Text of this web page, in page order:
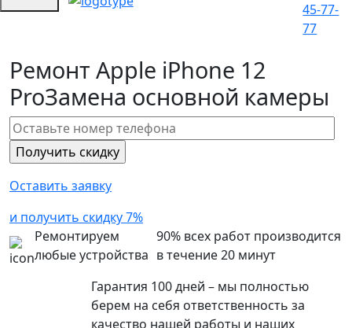
45-77-
77
Ремонт Apple iPhone 12
ProЗамена основной камеры
Оставить заявку
и получить скидку 7%
Ремонтируем
любые устройства
90% всех работ производится
в течение 20 минут
Гарантия 100 дней – мы полностью
берем на себя ответственность за
качество нашей работы и наших